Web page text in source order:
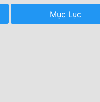
Mục Lục